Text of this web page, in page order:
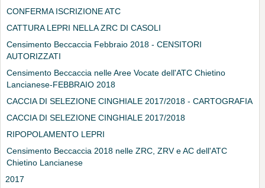
CONFERMA ISCRIZIONE ATC
CATTURA LEPRI NELLA ZRC DI CASOLI
Censimento Beccaccia Febbraio 2018 - CENSITORI
AUTORIZZATI
Censimento Beccaccia nelle Aree Vocate dell'ATC Chietino
Lancianese-FEBBRAIO 2018
CACCIA DI SELEZIONE CINGHIALE 2017/2018 - CARTOGRAFIA
CACCIA DI SELEZIONE CINGHIALE 2017/2018
RIPOPOLAMENTO LEPRI
Censimento Beccaccia 2018 nelle ZRC, ZRV e AC dell'ATC
Chietino Lancianese
2017